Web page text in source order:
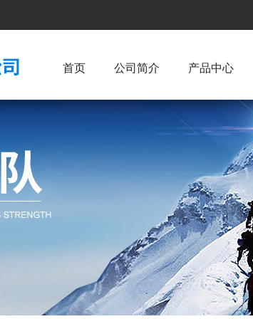
首页 公司简介 产品中心